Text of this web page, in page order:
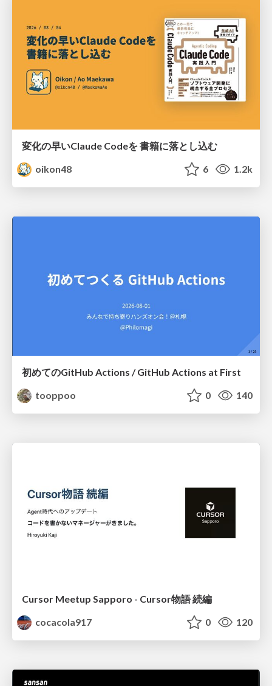
変化の早いClaude Codeを 書籍に落とし込む
oikon48
6 1.2k
初めてのGitHub Actions / GitHub Actions at First
tooppoo
0 140
Cursor Meetup Sapporo - Cursor物語 続編
cocacola917
0 120